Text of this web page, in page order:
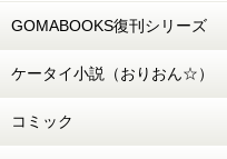
GOMABOOKS復刊シリーズ
ケータイ小説（おりおん☆）
コミック